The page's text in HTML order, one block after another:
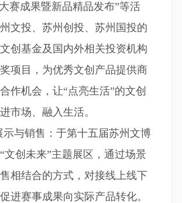
赛成果暨新品精品发布”等活
文投、苏州创投、苏州国投的
创基金及国内外相关投资机构
项目，为优秀文创产品提供商
作机会，让“点亮生活”的文创
市场、融入生活。
示与销售：于第十五届苏州文博
文创未来”主题展区，通过场景
相结合的方式，对接线上线下
进赛事成果向实际产品转化。